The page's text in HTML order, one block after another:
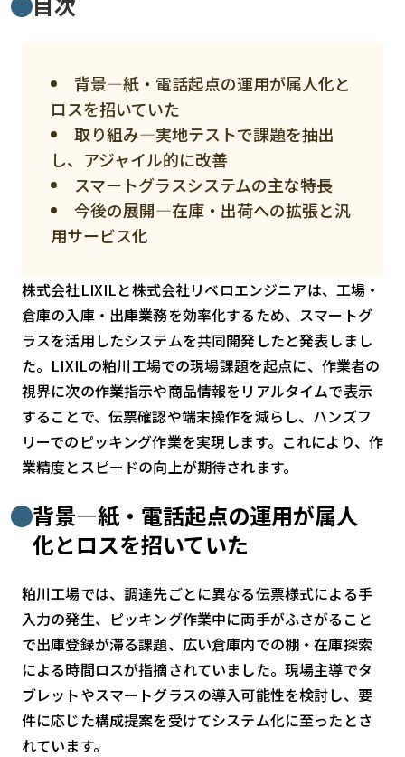
ドローン
スマート物流
ニュース
デジタルサイネージ
Wi-Fi
SaaS
AI
おすすめ
SIM
スマホ
リセット
検索する
背景—紙・電話起点の運用が属人化と
ロスを招いていた
取り組み—実地テストで課題を抽出
し、アジャイル的に改善
スマートグラスシステムの主な特長
今後の展開—在庫・出荷への拡張と汎
用サービス化
株式会社LIXILと株式会社リベロエンジニアは、工場・
倉庫の入庫・出庫業務を効率化するため、スマートグ
ラスを活用したシステムを共同開発したと発表しまし
た。LIXILの粕川工場での現場課題を起点に、作業者の
視界に次の作業指示や商品情報をリアルタイムで表示
することで、伝票確認や端末操作を減らし、ハンズフ
リーでのピッキング作業を実現します。これにより、作
業精度とスピードの向上が期待されます。
背景—紙・電話起点の運用が属人
化とロスを招いていた
粕川工場では、調達先ごとに異なる伝票様式による手
入力の発生、ピッキング作業中に両手がふさがること
で出庫登録が滞る課題、広い倉庫内での棚・在庫探索
による時間ロスが指摘されていました。現場主導でタ
ブレットやスマートグラスの導入可能性を検討し、要
件に応じた構成提案を受けてシステム化に至ったとさ
れています。